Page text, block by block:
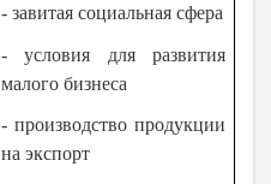
- завитая социальная сфера
- условия для развития
малого бизнеса
- производство продукции
на экспорт